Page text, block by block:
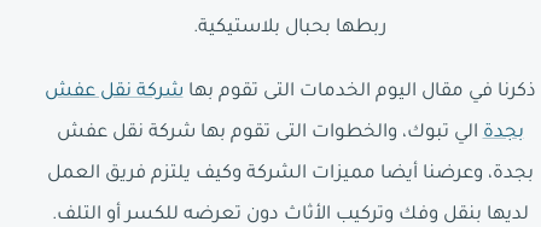
ربطها بحبال بلاستيكية.
ذكرنا في مقال اليوم الخدمات التى تقوم بهاشركة نقل عفش
بجدةالي تبوك، والخطوات التى تقوم بها شركة نقل عفش
بجدة، وعرضنا أيضا مميزات الشركة وكيف يلتزم فريق العمل
لديها بنقل وفك وتركيب الأثاث دون تعرضه للكسر أو التلف.